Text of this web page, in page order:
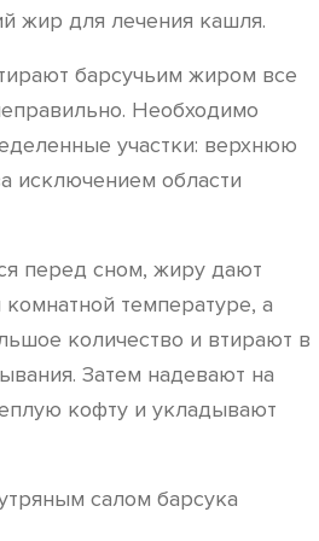
жир для лечения кашля.
барсучьим жиром все
Необходимо
участки: верхнюю
исключением области
перед сном, жиру дают
температуре, а
количество и втирают в
Затем надевают на
кофту и укладывают